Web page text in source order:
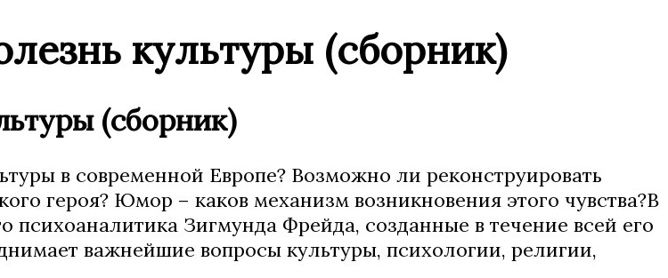
культуры (сборник)
(сборник)
в современной Европе? Возможно ли реконструировать
героя? Юмор – каков механизм возникновения этого чувства?В
психоаналитика Зигмунда Фрейда, созданные в течение всей его
важнейшие вопросы культуры, психологии, религии,